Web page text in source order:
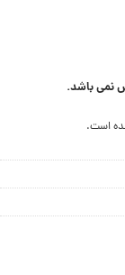
نمی باشد.
است.